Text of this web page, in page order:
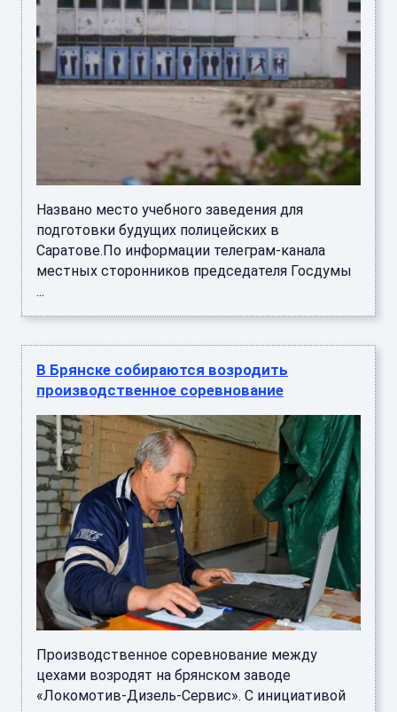
Названо место учебного заведения для
подготовки будущих полицейских в
Саратове.По информации телеграм-канала
местных сторонников председателя Госдумы
...
В Брянске собираются возродить
производственное соревнование
Производственное соревнование между
цехами возродят на брянском заводе
«Локомотив-Дизель-Сервис». С инициативой